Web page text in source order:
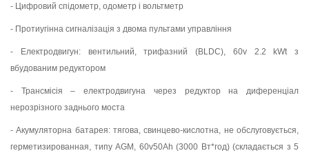
- Цифровий спідометр, одометр і вольтметр
- Протиугінна сигналізація з двома пультами управління
- Електродвигун: вентильний, трифазний (BLDC), 60v 2.2 kWt з
вбудованим редуктором
- Трансмісія – електродвигуна через редуктор на диференціал
нерозрізного заднього моста
- Акумуляторна батарея: тягова, свинцево-кислотна, не обслуговується,
герметизированная, типу AGM, 60v50Ah (3000 Вт*год) (складається з 5